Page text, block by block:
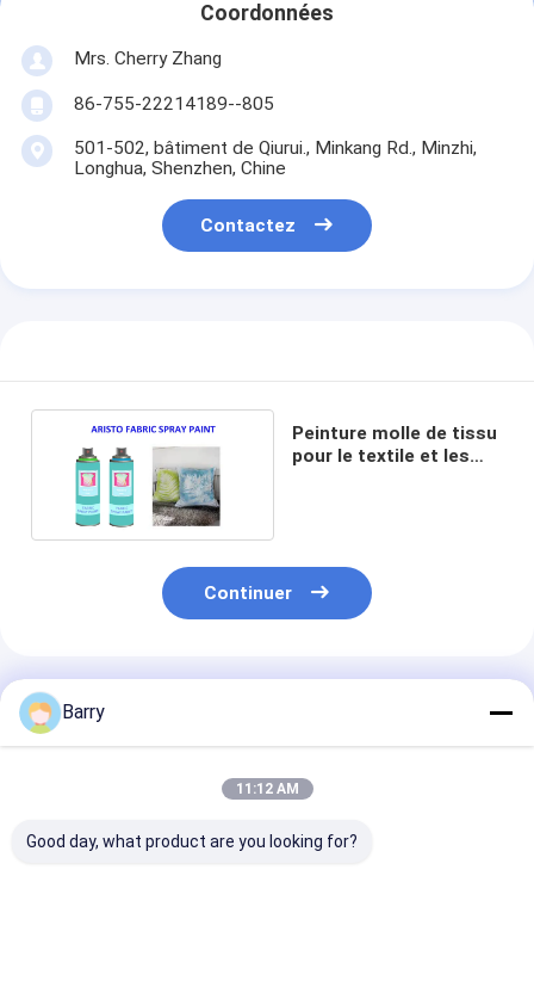
Coordonnées
Mrs. Cherry Zhang
86-755-22214189--805
501-502, bâtiment de Qiurui., Minkang Rd., Minzhi,
Longhua, Shenzhen, Chine
Contactez
Peinture molle de tissu
pour le textile et les
Continuer
Produits Recommandés
Barry
11:12 AM
Good day, what product are you looking for?